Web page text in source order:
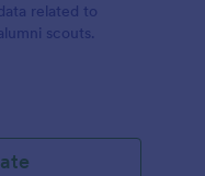
related to
scouts.